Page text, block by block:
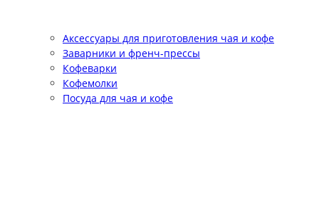
Аксессуары для приготовления чая и кофе
Заварники и френч-прессы
Кофеварки
Кофемолки
Посуда для чая и кофе